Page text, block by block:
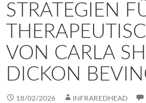
STRATEGIEN
VON CARLA
DICKON
18/02/2026 INFRAREDHEAD